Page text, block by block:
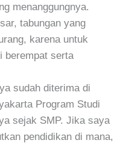
menanggungnya.
tabungan yang
karena untuk
berempat serta
sudah diterima di
Program Studi
sejak SMP. Jika saya
pendidikan di mana,